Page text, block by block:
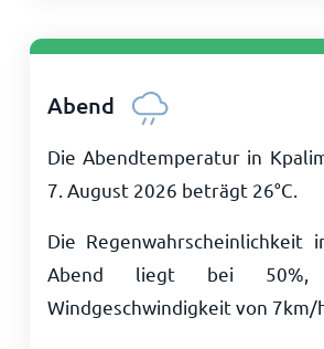
Abend
Die Abendtemperatur in
7. August 2026 beträgt 26°C
Die Regenwahrscheinlichkeit
Abend liegt bei
Windgeschwindigkeit von 7km/